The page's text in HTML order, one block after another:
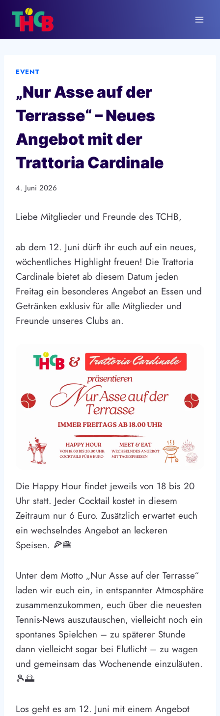
springen
EVENT
„Nur Asse auf der
Terrasse“ – Neues
Angebot mit der
Trattoria Cardinale
4. Juni 2026
Liebe Mitglieder und Freunde des TCHB,
ab dem 12. Juni dürft ihr euch auf ein neues,
wöchentliches Highlight freuen! Die Trattoria
Cardinale bietet ab diesem Datum jeden
Freitag ein besonderes Angebot an Essen und
Getränken exklusiv für alle Mitglieder und
Freunde unseres Clubs an.
Die Happy Hour findet jeweils von 18 bis 20
Uhr statt. Jeder Cocktail kostet in diesem
Zeitraum nur 6 Euro. Zusätzlich erwartet euch
ein wechselndes Angebot an leckeren
Speisen. 🍕🍔
Unter dem Motto „Nur Asse auf der Terrasse“
laden wir euch ein, in entspannter Atmosphäre
zusammenzukommen, euch über die neuesten
Tennis-News auszutauschen, vielleicht noch ein
spontanes Spielchen – zu späterer Stunde
dann vielleicht sogar bei Flutlicht – zu wagen
und gemeinsam das Wochenende einzuläuten.
🎾🌅
Los geht es am 12. Juni mit einem Angebot